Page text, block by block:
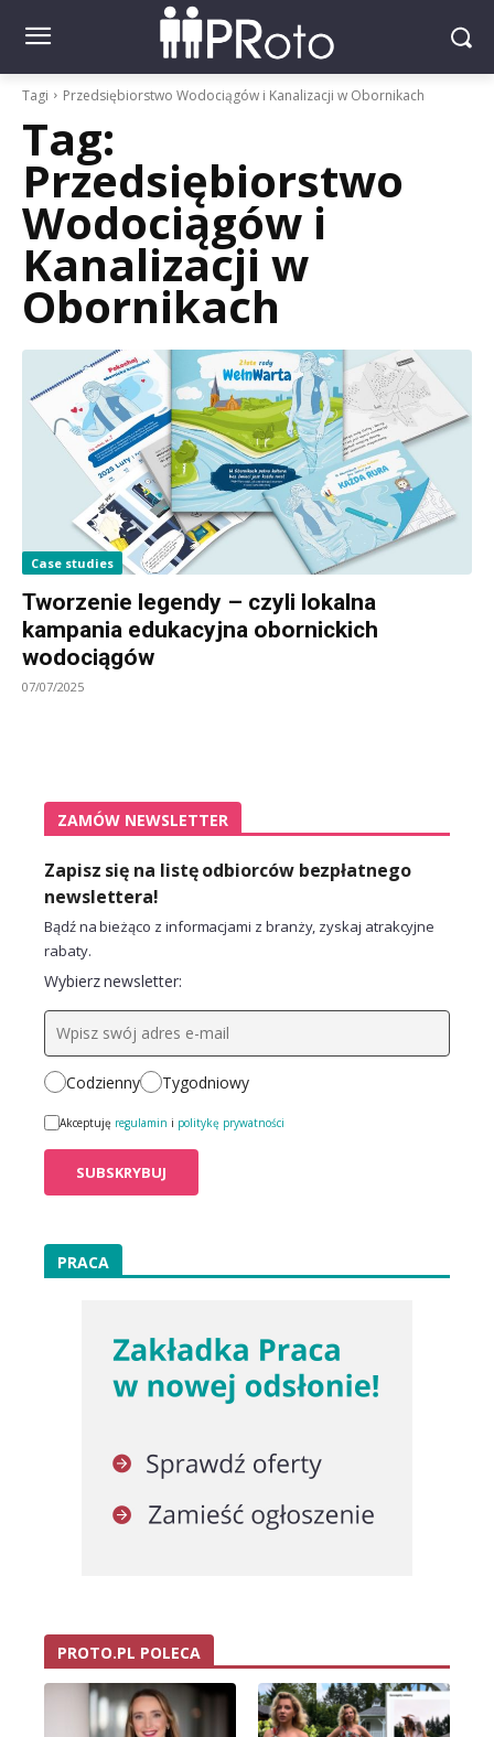
Tagi Przedsiębiorstwo Wodociągów i Kanalizacji w Obornikach
Tag:
Przedsiębiorstwo
Wodociągów i
Kanalizacji w
Obornikach
Case studies
Tworzenie legendy – czyli lokalna
kampania edukacyjna obornickich
wodociągów
07/07/2025
ZAMÓW NEWSLETTER
Zapisz się na listę odbiorców bezpłatnego
newslettera!
Bądź na bieżąco z informacjami z branży, zyskaj atrakcyjne
rabaty.
Wybierz newsletter:
Codzienny Tygodniowy
Akceptuję regulamin i politykę prywatności
PRACA
PROTO.PL POLECA